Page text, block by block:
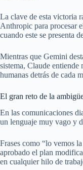
La clave de esta victoria
Anthropic para procesar
cuando este se presenta
Mientras que Gemini
sistema, Claude entiende
humanas detrás de cada
El gran reto de la
En las comunicaciones
un lenguaje muy vago y
Frases como “lo vemos
aprobado el plan
en cualquier hilo de